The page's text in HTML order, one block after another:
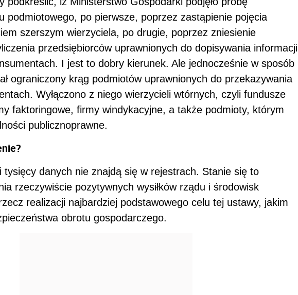
podmiotowego, po pierwsze, poprzez zastąpienie pojęcia
szerszym wierzyciela, po drugie, poprzez zniesienie
przedsiębiorców uprawnionych do dopisywania informacji
I jest to dobry kierunek. Ale jednocześnie w sposób
ograniczony krąg podmiotów uprawnionych do przekazywania
Wyłączono z niego wierzycieli wtórnych, czyli fundusze
faktoringowe, firmy windykacyjne, a także podmioty, którym
publicznoprawne.
danych nie znajdą się w rejestrach. Stanie się to
rzeczywiście pozytywnych wysiłków rządu i środowisk
realizacji najbardziej podstawowego celu tej ustawy, jakim
obrotu gospodarczego.